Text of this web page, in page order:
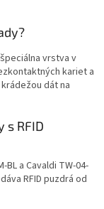
vrstva v
kariet a
dát na
s RFID
BL a Cavaldi TW-04-
RFID puzdrá od